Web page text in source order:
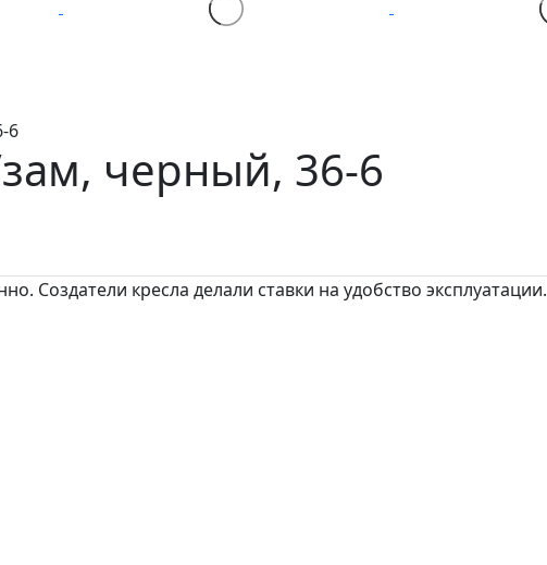
6
черный, 36-6
Создатели кресла делали ставки на удобство эксплуатации.